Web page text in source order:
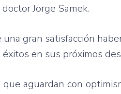
Jorge Samek.
gran satisfacción
en sus próximos
aguardan con